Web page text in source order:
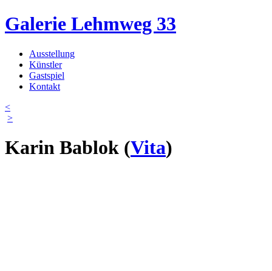
Direkt zum Inhalt
Galerie Lehmweg 33
Hauptmenü
Ausstellung
Künstler
Gastspiel
Kontakt
<
>
Karin Bablok (Vita)